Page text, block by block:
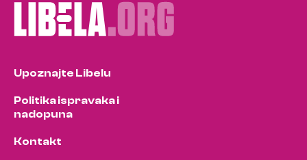
Upoznajte Libelu
Politika ispravaka i
nadopuna
Kontakt